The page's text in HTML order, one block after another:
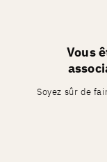
Vous
Soyez sûr de